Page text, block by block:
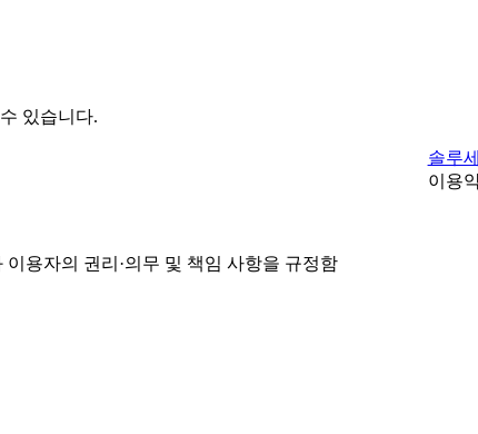
있습니다.
솔루
이용
용자의 권리·의무 및 책임 사항을 규정함